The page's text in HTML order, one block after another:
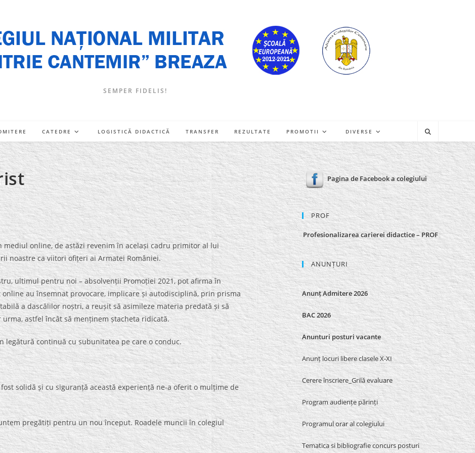
SEMPER FIDELIS!
CATEDRE LOGISTICĂ DIDACTICĂ TRANSFER REZULTATE PROMOTII DIVERSE
online, de astăzi revenim în același cadru primitor al lui
noastre ca viitori ofițeri ai Armatei României.
ultimul pentru noi – absolvenții Promoției 2021, pot afirma în
au însemnat provocare, implicare și autodisciplină, prin prisma
a dascălilor noștri, a reușit să asimileze materia predată și să
astfel încât să menținem ștacheta ridicată.
legătură continuă cu subunitatea pe care o conduc.
solidă și cu siguranță această experiență ne-a oferit o mulțime de
pregătiți pentru un nou început. Roadele muncii în colegiul
Pagina de Facebook a colegiului
PROF
Profesionalizarea carierei didactice – PROF
ANUNȚURI
Anunț Admitere 2026
BAC 2026
Anunturi posturi vacante
Anunț locuri libere clasele X-XI
Cerere înscriere_Grilă evaluare
Program audiențe părinți
Programul orar al colegiului
Tematica si bibliografie concurs posturi